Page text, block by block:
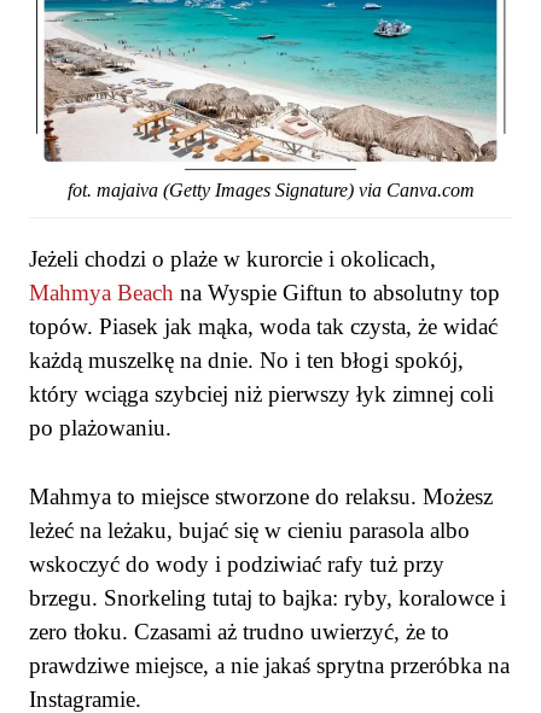
fot. majaiva (Getty Images Signature) via Canva.com
Jeżeli chodzi o plaże w kurorcie i okolicach,
Mahmya Beach na Wyspie Giftun to absolutny top
topów. Piasek jak mąka, woda tak czysta, że widać
każdą muszelkę na dnie. No i ten błogi spokój,
który wciąga szybciej niż pierwszy łyk zimnej coli
po plażowaniu.
Mahmya to miejsce stworzone do relaksu. Możesz
leżeć na leżaku, bujać się w cieniu parasola albo
wskoczyć do wody i podziwiać rafy tuż przy
brzegu. Snorkeling tutaj to bajka: ryby, koralowce i
zero tłoku. Czasami aż trudno uwierzyć, że to
prawdziwe miejsce, a nie jakaś sprytna przeróbka na
Instagramie.